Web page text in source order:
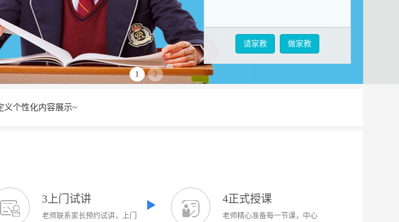
1 2
请家教 做家教
义个性化内容展示~
3上门试讲
老师联系家长预约试讲，上门
4正式授课
老师精心准备每一节课，中心